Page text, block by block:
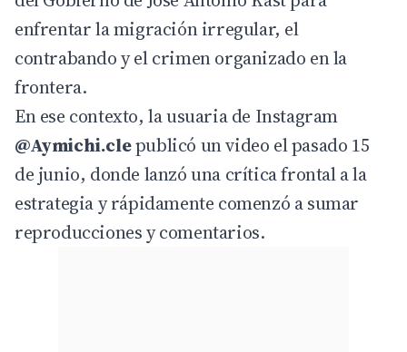
enfrentar la migración irregular, el
contrabando y el crimen organizado en la
frontera.
En ese contexto, la usuaria de Instagram
@Aymichi.clepublicó un video el pasado 15
de junio, donde lanzó una crítica frontal a la
estrategia y rápidamente comenzó a sumar
reproducciones y comentarios.